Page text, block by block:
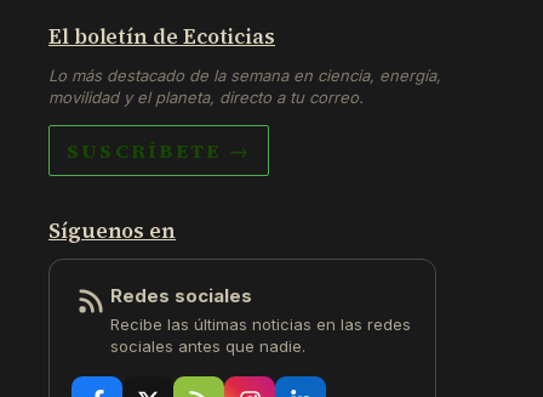
El boletín de Ecoticias
Lo más destacado de la semana en ciencia, energía,
movilidad y el planeta, directo a tu correo.
SUSCRÍBETE →
Síguenos en
Redes sociales
Recibe las últimas noticias en las redes
sociales antes que nadie.